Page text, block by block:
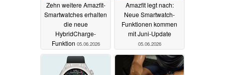
Zehn weitere Amazfit-
Smartwatches erhalten
die neue
HybridCharge-
Funktion 05.06.2026
Amazfit legt nach:
Neue Smartwatch-
Funktionen kommen
mit Juni-Update
05.06.2026